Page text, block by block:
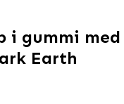
i gummi
Earth